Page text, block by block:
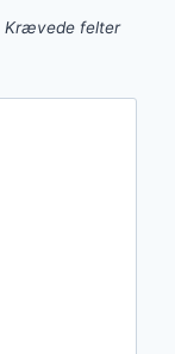
Krævede felter